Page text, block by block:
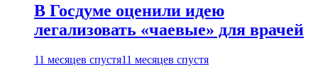
В Госдуме оценили идею
легализовать «чаевые» для врачей
11 месяцев спустя11 месяцев спустя